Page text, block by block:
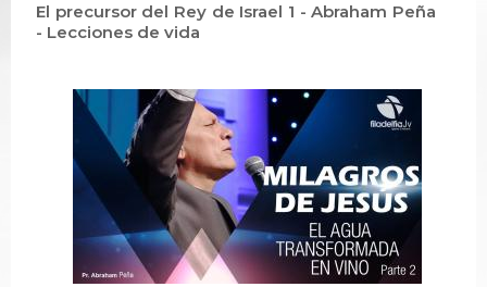
El precursor del Rey de Israel 1 - Abraham Peña
- Lecciones de vida